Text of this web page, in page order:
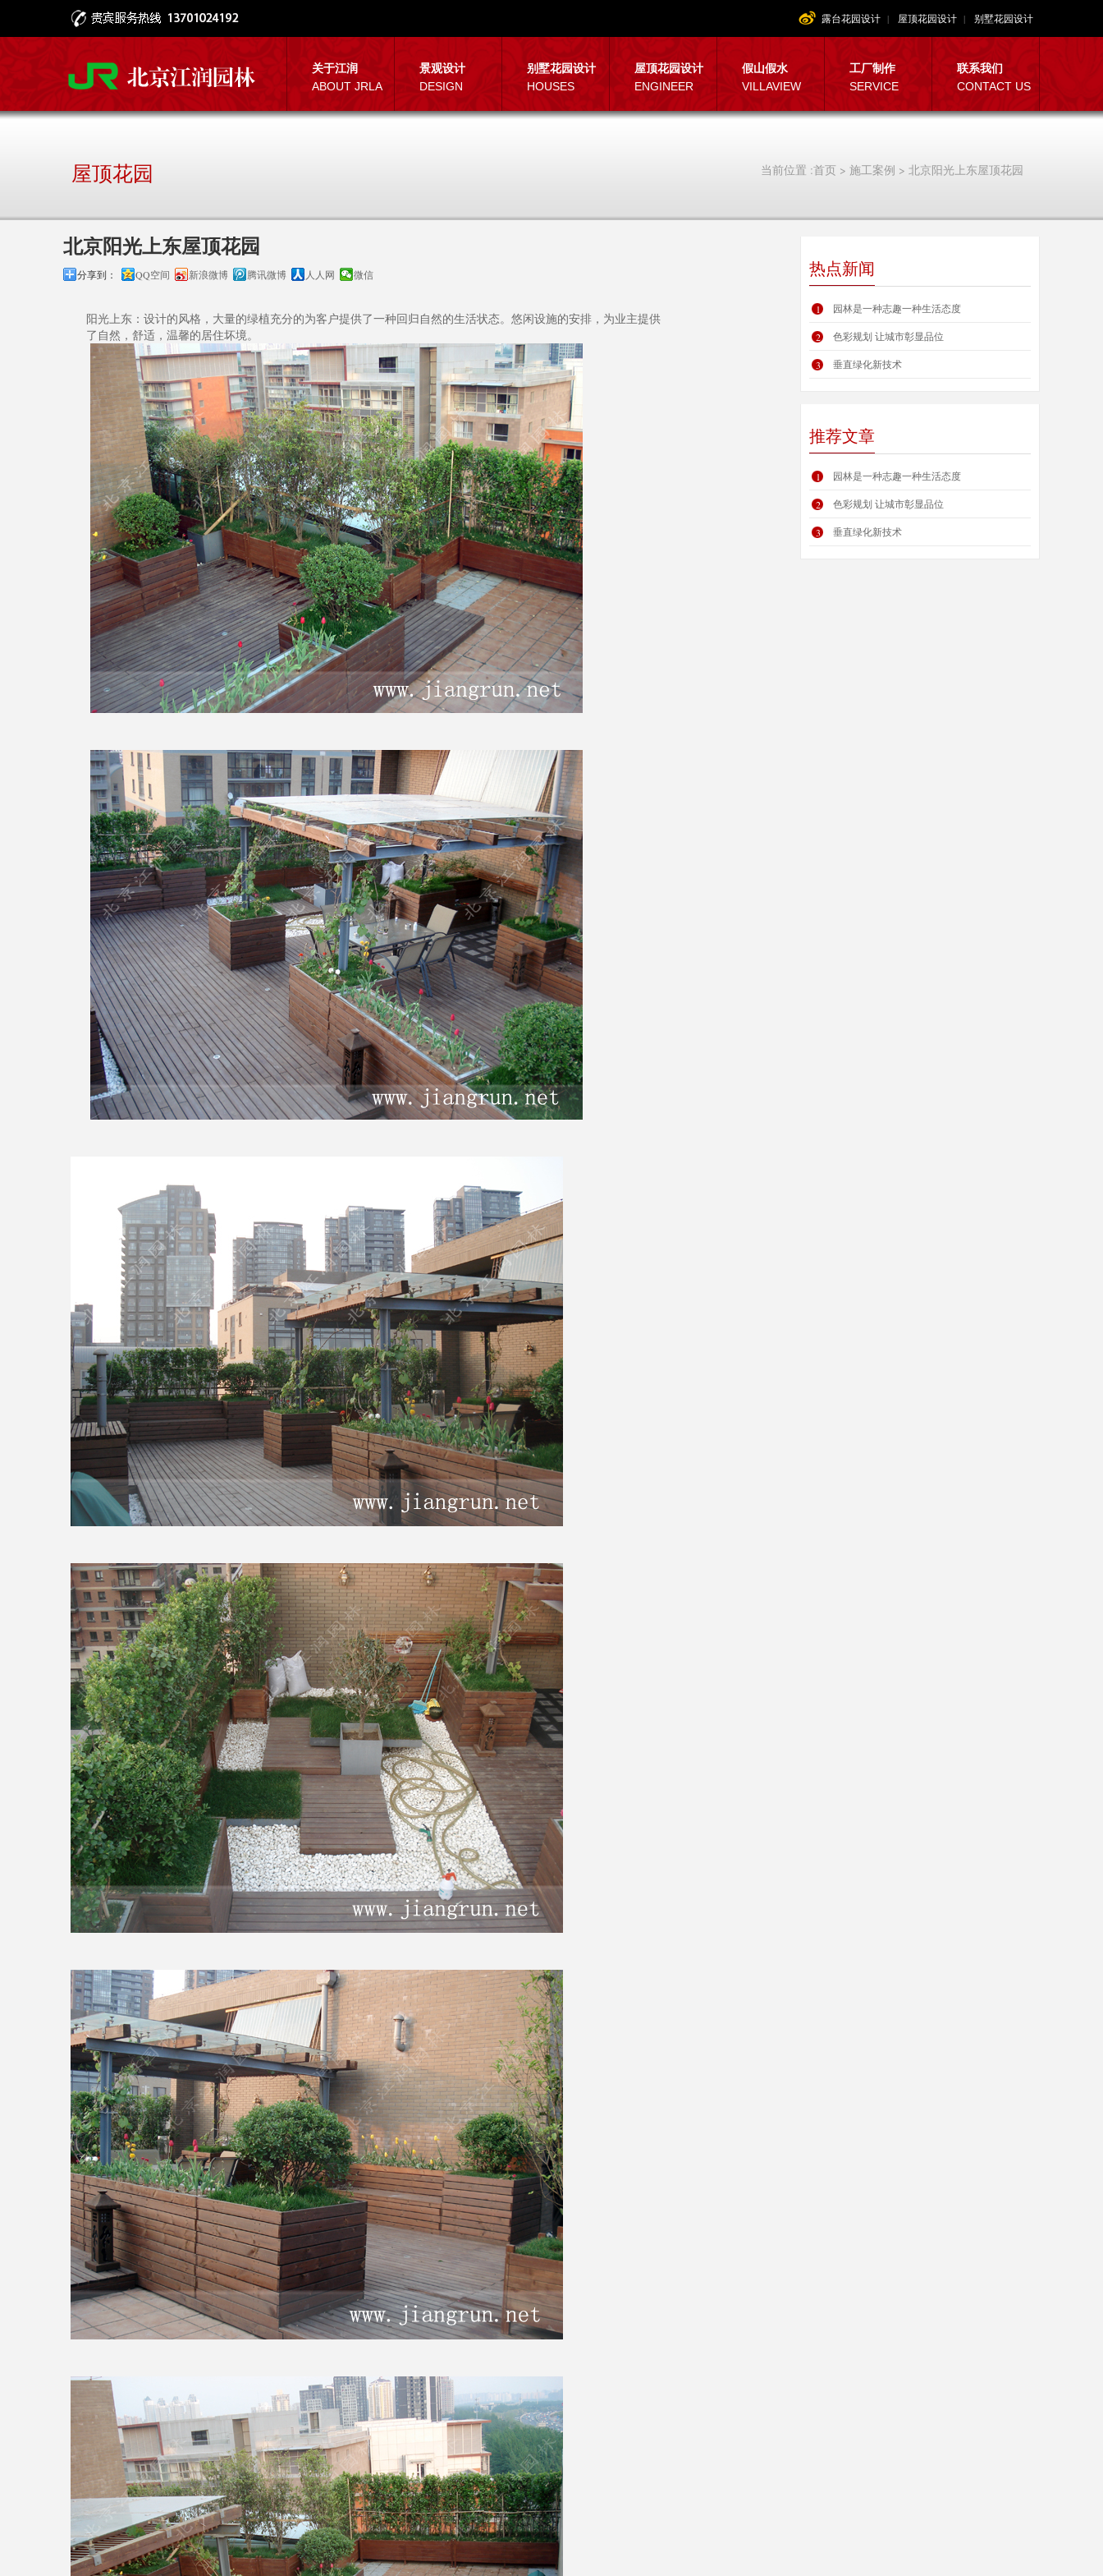
露台花园设计 | 屋顶花园设计 | 别墅花园设计
关于江润
ABOUT JRLA
景观设计
DESIGN
别墅花园设计
HOUSES
屋顶花园设计
ENGINEER
假山假水
VILLAVIEW
工厂制作
SERVICE
联系我们
CONTACT US
当前位置 :首页 > 施工案例 > 北京阳光上东屋顶花园
屋顶花园
北京阳光上东屋顶花园
分享到： QQ空间 新浪微博 腾讯微博 人人网 微信
阳光上东：设计的风格，大量的绿植充分的为客户提供了一种回归自然的生活状态。悠闲设施的安排，为业主提供
了自然，舒适，温馨的居住坏境。
热点新闻
1 园林是一种志趣一种生活态度
2 色彩规划 让城市彰显品位
3 垂直绿化新技术
推荐文章
1 园林是一种志趣一种生活态度
2 色彩规划 让城市彰显品位
3 垂直绿化新技术